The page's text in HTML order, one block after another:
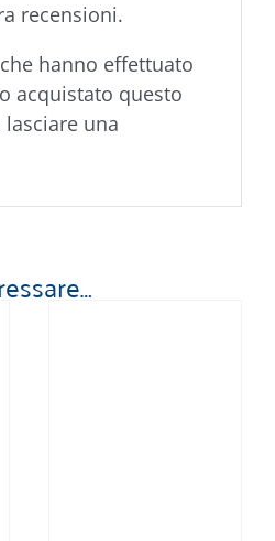
recensioni.
hanno effettuato
acquistato questo
una